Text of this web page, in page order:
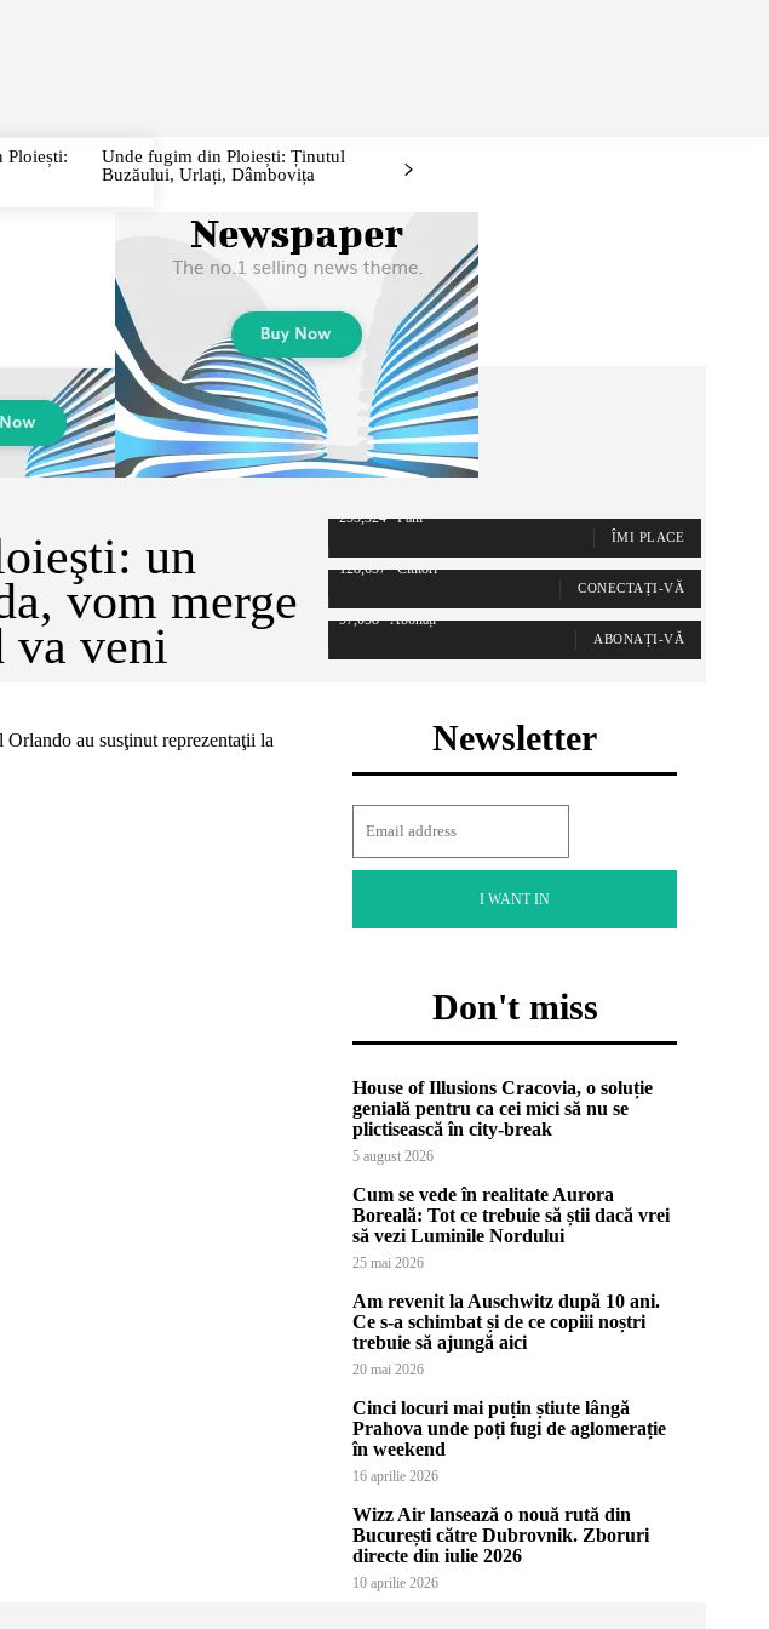
Ploiești:
Unde fugim din Ploiești: Ținutul
Buzăului, Urlați, Dâmbovița
un
vom merge
va veni
au susţinut reprezentaţii la
255,324 Fani
ÎMI PLACE
128,657 Cititori
CONECTAȚI-VĂ
97,058 Abonați
ABONAȚI-VĂ
Newsletter
I WANT IN
Don't miss
House of Illusions Cracovia, o soluție
genială pentru ca cei mici să nu se
plictisească în city-break
5 august 2026
Cum se vede în realitate Aurora
Boreală: Tot ce trebuie să știi dacă vrei
să vezi Luminile Nordului
25 mai 2026
Am revenit la Auschwitz după 10 ani.
Ce s-a schimbat și de ce copiii noștri
trebuie să ajungă aici
20 mai 2026
Cinci locuri mai puțin știute lângă
Prahova unde poți fugi de aglomerație
în weekend
16 aprilie 2026
Wizz Air lansează o nouă rută din
București către Dubrovnik. Zboruri
directe din iulie 2026
10 aprilie 2026